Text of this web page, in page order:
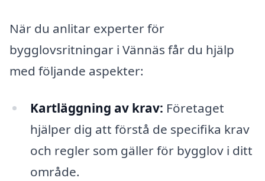
När du anlitar experter för
bygglovsritningar i Vännäs får du hjälp
med följande aspekter:
Kartläggning av krav: Företaget
hjälper dig att förstå de specifika krav
och regler som gäller för bygglov i ditt
område.